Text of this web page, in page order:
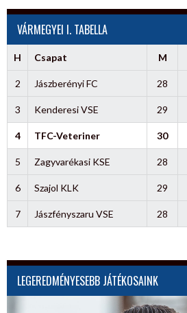
VÁRMEGYEI I. TABELLA
H Csapat M
2 Jászberényi FC 28
3 Kenderesi VSE 29
4 TFC-Veteriner 30
5 Zagyvarékasi KSE 28
6 Szajol KLK 29
7 Jászfényszaru VSE 28
LEGEREDMÉNYESEBB JÁTÉKOSAINK